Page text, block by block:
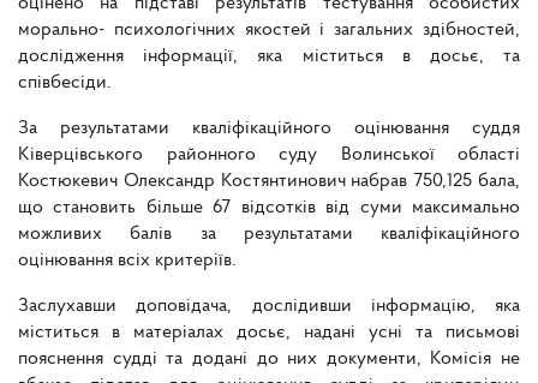
морально- психологічних якостей і загальних здібностей,
дослідження інформації, яка міститься в досьє, та
співбесіди.
За результатами кваліфікаційного оцінювання суддя
Ківерцівського районного суду Волинської області
Костюкевич Олександр Костянтинович набрав 750,125 бала,
що становить більше 67 відсотків від суми максимально
можливих балів за результатами кваліфікаційного
оцінювання всіх критеріїв.
Заслухавши доповідача, дослідивши інформацію, яка
міститься в матеріалах досьє, надані усні та письмові
пояснення судді та додані до них документи, Комісія не